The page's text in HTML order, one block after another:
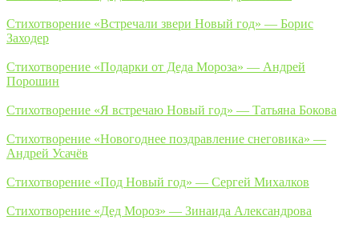
Стихотворение «Встречали звери Новый год» — Борис
Заходер
Стихотворение «Подарки от Деда Мороза» — Андрей
Порошин
Стихотворение «Я встречаю Новый год» — Татьяна Бокова
Стихотворение «Новогоднее поздравление снеговика» —
Андрей Усачёв
Стихотворение «Под Новый год» — Сергей Михалков
Стихотворение «Дед Мороз» — Зинаида Александрова